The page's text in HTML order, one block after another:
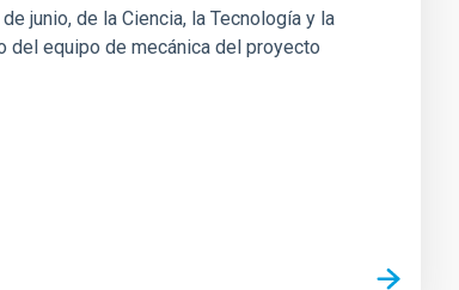
junio, de la Ciencia, la Tecnología y la
del equipo de mecánica del proyecto